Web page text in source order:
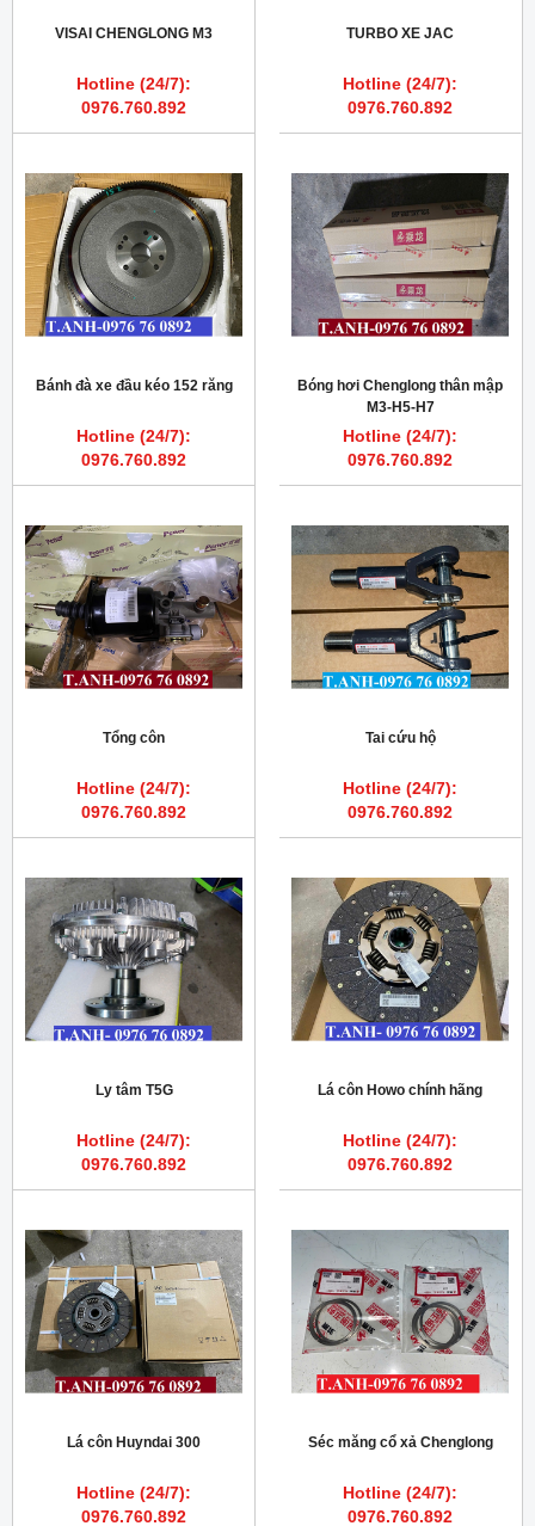
VISAI CHENGLONG M3
Hotline (24/7):
0976.760.892
TURBO XE JAC
Hotline (24/7):
0976.760.892
Bánh đà xe đầu kéo 152 răng
Hotline (24/7):
0976.760.892
Bóng hơi Chenglong thân mập
M3-H5-H7
Hotline (24/7):
0976.760.892
Tổng côn
Hotline (24/7):
0976.760.892
Tai cứu hộ
Hotline (24/7):
0976.760.892
Ly tâm T5G
Hotline (24/7):
0976.760.892
Lá côn Howo chính hãng
Hotline (24/7):
0976.760.892
Lá côn Huyndai 300
Hotline (24/7):
0976.760.892
Séc măng cổ xả Chenglong
Hotline (24/7):
0976.760.892